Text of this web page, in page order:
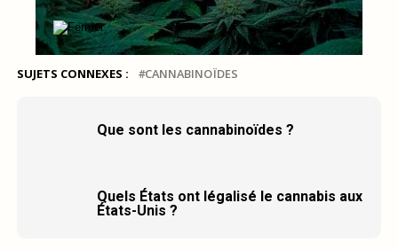
SUJETS CONNEXES : CANNABINOÏDES
Que sont les cannabinoïdes ?
Quels États ont légalisé le cannabis aux
États-Unis ?